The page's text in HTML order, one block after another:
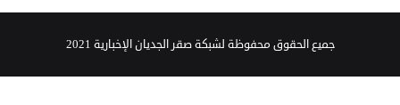
جميع الحقوق محفوظة لشبكة صقر الجديان الإخبارية 2021